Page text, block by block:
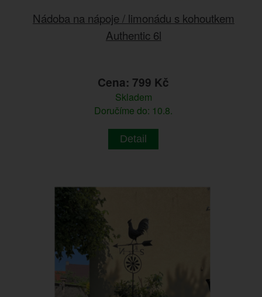
Nádoba na nápoje / limonádu s kohoutkem
Authentic 6l
Cena: 799 Kč
Skladem
Doručíme do: 10.8.
Detail